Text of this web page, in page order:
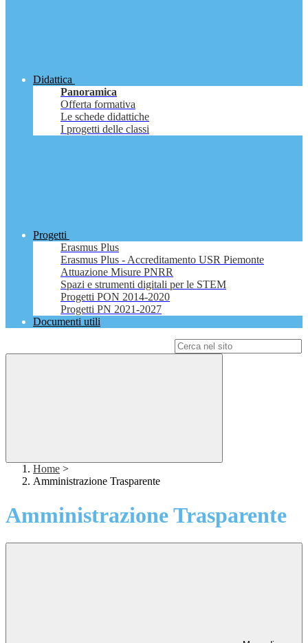
Didattica
Panoramica
Offerta formativa
Le schede didattiche
I progetti delle classi
Progetti
Erasmus Plus
Erasmus Plus - Accreditamento USR Piemonte
Attuazione Misure PNRR
Spazi e strumenti digitali per le STEM
Progetti PON 2014-2020
Progetti PN 2021-2027
Documenti utili
Home >
Amministrazione Trasparente
Amministrazione Trasparente